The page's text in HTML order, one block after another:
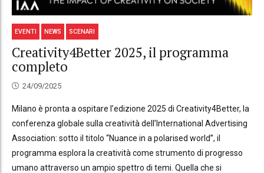
EVENTI NEWS SCENARI
Creativity4Better 2025, il programma
completo
24/09/2025
Milano è pronta a ospitare l’edizione 2025 di Creativity4Better, la
conferenza globale sulla creatività dell’International Advertising
Association: sotto il titolo “Nuance in a polarised world”, il
programma esplora la creatività come strumento di progresso
umano attraverso un ampio spettro di temi. Quella che si